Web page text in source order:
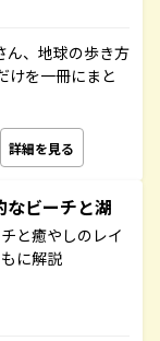
ん、地球の歩き方
けを一冊にまと
詳細を見る
ビーチと湖
と癒やしのレイ
に解説